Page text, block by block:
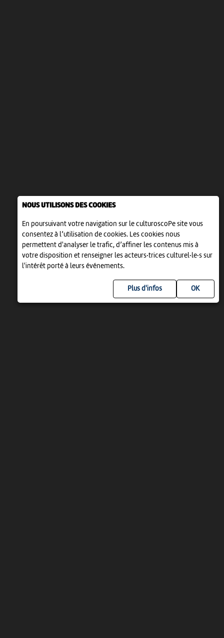
NOUS UTILISONS DES COOKIES
En poursuivant votre navigation sur le culturoscoPe site vous
consentez à l’utilisation de cookies. Les cookies nous
permettent d'analyser le trafic, d’affiner les contenus mis à
votre disposition et renseigner les acteurs·trices culturel·le·s sur
l'intérêt porté à leurs événements.
Plus d'infos